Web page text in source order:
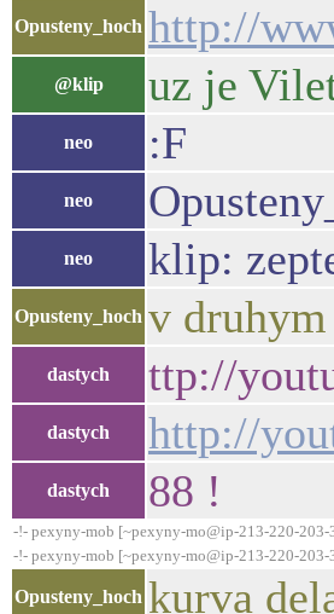
Opusteny_hoch http://
@klip uz je
neo :F
neo
neo klip:
Opusteny_hoch v
dastych ttp://
dastych http://
dastych 88 !
-!- pexyny-mob [~pexyny-mo@ip-213-220-
-!- pexyny-mob [~pexyny-mo@ip-213-220-
Opusteny_hoch kurva